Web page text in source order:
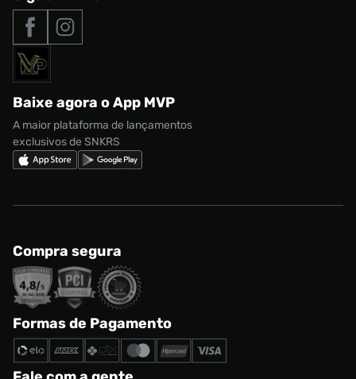
Roupas
Acessórios
Marcas
Nike Air Max
adidas Adi2000
adidas Campus
Nike Shox
Nossas lojas
Termos de uso
Política de privacidade
Regulamento CRM/ CASHBACK
Regulamento Cupom
Tipos de entrega
Formas de Pagamento
Solicite seus dados
Baixe agora o App MVP
A maior plataforma de lançamentos
exclusivos de SNKRS
Compra segura
Formas de Pagamento